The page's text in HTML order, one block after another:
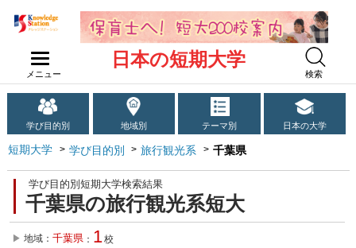
メニュー
日本の短期大学
検索
学び目的別 地域別 テーマ別 日本の大学
短期大学 学び目的別 旅行観光系 千葉県
学び目的別短期大学検索結果
千葉県の旅行観光系短大
地域： 千葉県 ： 1校